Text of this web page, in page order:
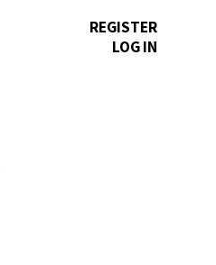
REGISTER
LOG IN